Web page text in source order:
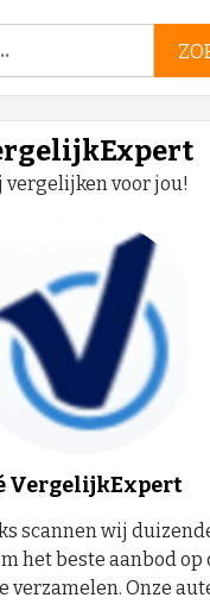
vergelijken voor jou!
VergelijkExpert
scannen wij
het beste aanbod op
verzamelen. Onze